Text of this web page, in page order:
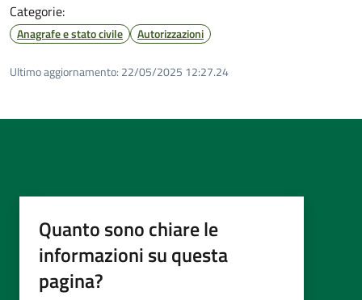
Categorie:
Anagrafe e stato civile Autorizzazioni
Ultimo aggiornamento: 22/05/2025 12:27.24
Quanto sono chiare le
informazioni su questa
pagina?